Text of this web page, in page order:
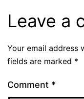
Leave a
Your email address
fields are marked *
Comment *